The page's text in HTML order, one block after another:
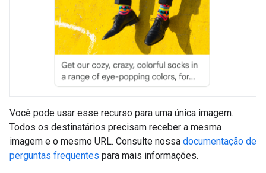
Você pode usar esse recurso para uma única imagem.
Todos os destinatários precisam receber a mesma
imagem e o mesmo URL. Consulte nossa documentação de
perguntas frequentes para mais informações.